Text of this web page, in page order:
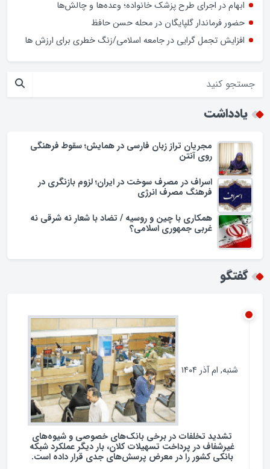
کشف بیش از ۱۹ کیلوگرم مواد مخدر در گلپایگان
سخنگوی دولت: در ارائه خدمات به شرکت های دانش بنیان
تفاوتی بین تهران و شهرستان ها نیست
افزایش تجمل گرایی در جامعه اسلامی/زنگ خطری برای ارزش ها
یادداشت
مجریان تراز زبان فارسی در همایش؛ سقوط فرهنگی
اسراف در مصرف سوخت در ایران؛ لزوم بازنگری در